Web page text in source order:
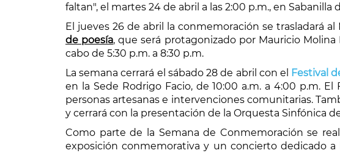
faltan", el martes 24 de abril a las 2:00 p.m., en
El jueves 26 de abril la conmemoración se trasladará
de poesía, que será protagonizado por Mauricio Molina
cabo de 5:30 p.m. a 8:30 p.m.
La semana cerrará el sábado 28 de abril con el Festival
en la Sede Rodrigo Facio, de 10:00 a.m. a 4:00 p.m.
personas artesanas e intervenciones comunitarias.
y cerrará con la presentación de la Orquesta Sinfónica
Como parte de la Semana de Conmemoración se
exposición conmemorativa y un concierto dedicado